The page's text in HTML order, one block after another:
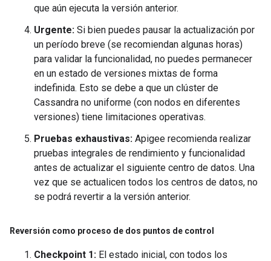
que aún ejecuta la versión anterior.
Urgente: Si bien puedes pausar la actualización por
un período breve (se recomiendan algunas horas)
para validar la funcionalidad, no puedes permanecer
en un estado de versiones mixtas de forma
indefinida. Esto se debe a que un clúster de
Cassandra no uniforme (con nodos en diferentes
versiones) tiene limitaciones operativas.
Pruebas exhaustivas: Apigee recomienda realizar
pruebas integrales de rendimiento y funcionalidad
antes de actualizar el siguiente centro de datos. Una
vez que se actualicen todos los centros de datos, no
se podrá revertir a la versión anterior.
Reversión como proceso de dos puntos de control
Checkpoint 1: El estado inicial, con todos los